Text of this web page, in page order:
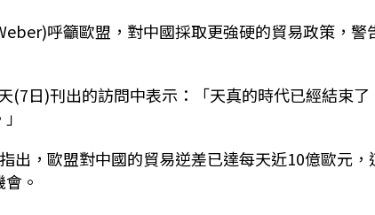
呼籲歐盟，對中國採取更強硬的貿易政策，警
日)刊出的訪問中表示：「天真的時代已經結束了
出，歐盟對中國的貿易逆差已達每天近10億歐元，
。